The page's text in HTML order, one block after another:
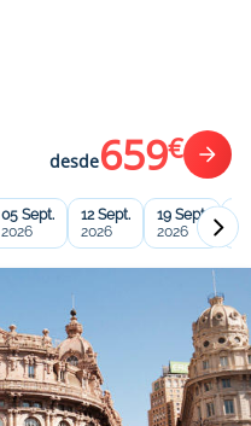
desde659€
05 Sept.
2026
12 Sept.
2026
19 Sept.
2026